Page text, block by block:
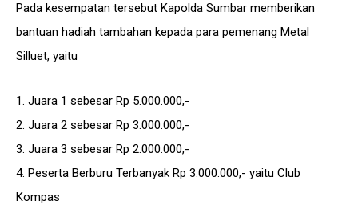
Pada kesempatan tersebut Kapolda Sumbar memberikan
bantuan hadiah tambahan kepada para pemenang Metal
Silluet, yaitu
1. Juara 1 sebesar Rp 5.000.000,-
2. Juara 2 sebesar Rp 3.000.000,-
3. Juara 3 sebesar Rp 2.000.000,-
4. Peserta Berburu Terbanyak Rp 3.000.000,- yaitu Club
Kompas